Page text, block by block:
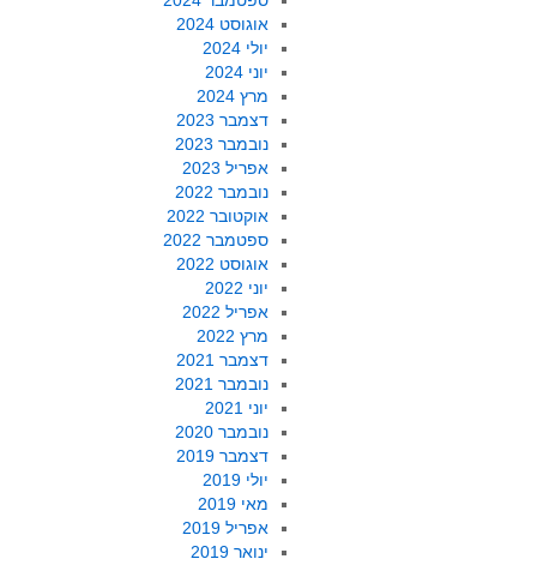
אוגוסט 2024
יולי 2024
יוני 2024
מרץ 2024
דצמבר 2023
נובמבר 2023
אפריל 2023
נובמבר 2022
אוקטובר 2022
ספטמבר 2022
אוגוסט 2022
יוני 2022
אפריל 2022
מרץ 2022
דצמבר 2021
נובמבר 2021
יוני 2021
נובמבר 2020
דצמבר 2019
יולי 2019
מאי 2019
אפריל 2019
ינואר 2019